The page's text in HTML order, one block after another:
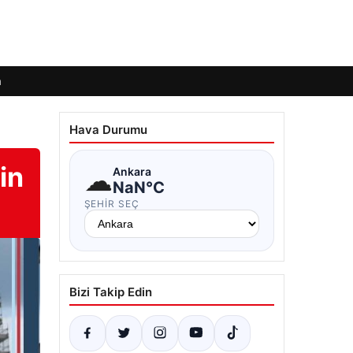
Hava Durumu
☁Ankara
NaN°C
ŞEHIR SEÇ
Bizi Takip Edin